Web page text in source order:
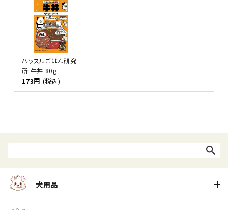
ハッスルごはん研究
所 牛丼 80g
173円 (税込)
犬用品